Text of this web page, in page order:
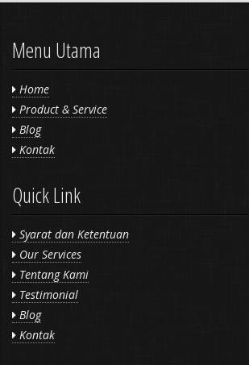
Menu Utama
Home
Product & Service
Blog
Kontak
Quick Link
Syarat dan Ketentuan
Our Services
Tentang Kami
Testimonial
Blog
Kontak